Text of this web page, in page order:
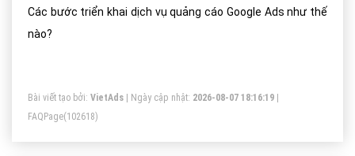
Các bước triển khai dịch vụ quảng cáo Google Ads như thế
nào?
Bài viết tạo bởi: VietAds | Ngày cập nhật: 2026-08-07 18:16:19
FAQPage(102618)